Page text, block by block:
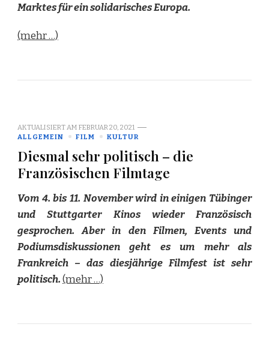
Marktes für ein solidarisches Europa.
(mehr …)
AKTUALISIERT AM FEBRUAR 20, 2021
ALLGEMEIN
FILM KULTUR
Diesmal sehr politisch – die
Französischen Filmtage
Vom 4. bis 11. November wird in einigen Tübinger
und Stuttgarter Kinos wieder Französisch
gesprochen. Aber in den Filmen, Events und
Podiumsdiskussionen geht es um mehr als
Frankreich – das diesjährige Filmfest ist sehr
politisch.(mehr …)